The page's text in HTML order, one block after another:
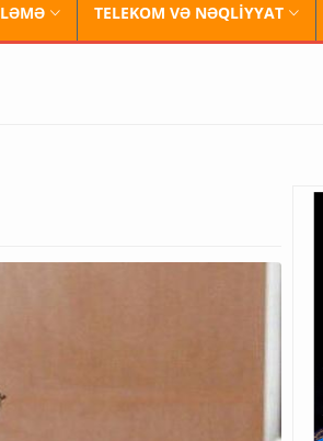
TELEKOM VƏ NƏQLİYYAT